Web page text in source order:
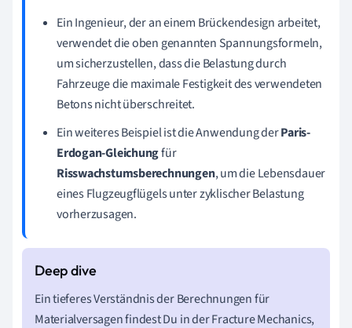
Ein Ingenieur, der an einem Brückendesign arbeitet,
verwendet die oben genannten Spannungsformeln,
um sicherzustellen, dass die Belastung durch
Fahrzeuge die maximale Festigkeit des verwendeten
Betons nicht überschreitet.
Ein weiteres Beispiel ist die Anwendung derParis-
Erdogan-Gleichungfür
Risswachstumsberechnungen, um die Lebensdauer
eines Flugzeugflügels unter zyklischer Belastung
vorherzusagen.
Ein tieferes Verständnis der Berechnungen für
Materialversagen findest Du in der Fracture Mechanics,